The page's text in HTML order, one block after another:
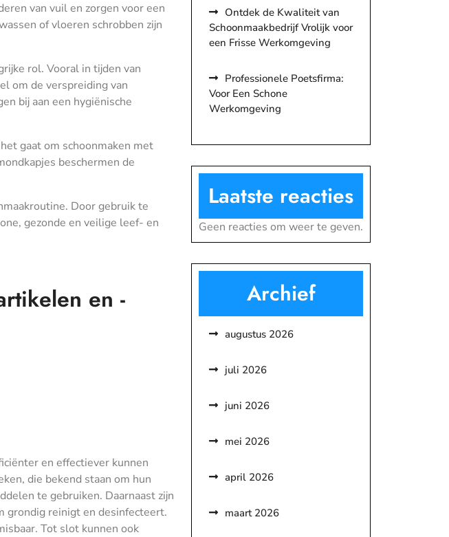
van vuil en zorgen voor een
of vloeren schrobben zijn
rol. Vooral in tijden van
om de verspreiding van
bij aan een hygiënische
gaat om schoonmaken met
beschermen de
Door gebruik te
gezonde en veilige leef- en
en -
en effectiever kunnen
die bekend staan om hun
te gebruiken. Daarnaast zijn
grondig reinigt en desinfecteert.
Tot slot kunnen ook
Ontdek de Kwaliteit van
Schoonmaakbedrijf Vrolijk voor
een Frisse Werkomgeving
Professionele Poetsfirma:
Voor Een Schone
Werkomgeving
Laatste reacties
Geen reacties om weer te geven.
Archief
augustus 2026
juli 2026
juni 2026
mei 2026
april 2026
maart 2026